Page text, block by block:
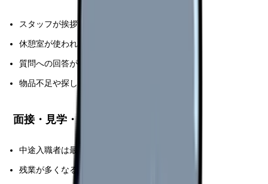
スタッフが挨拶しない
休憩室が使われていない
質問への回答が曖昧
物品不足や探し物が多い
面接・見学・相談で聞く質問
中途入職者は最初にどの業務から担当しますか？
残業が多くなる理由は何ですか？